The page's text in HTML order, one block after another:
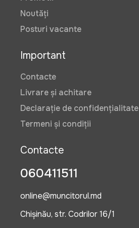
Noutăți
Posturi vacante
Important
Contacte
Livrare și achitare
Declarație de confidențialitate
Termeni și condiții
Contacte
060411511
online@muncitorul.md
Chișinău, str. Codrilor 16/1